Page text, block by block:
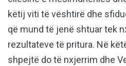
këtij viti të vështirë dhe
që mund të jenë shtuar tek
rezultateve të pritura. Në
shpejtë do të nxjerrim dhe